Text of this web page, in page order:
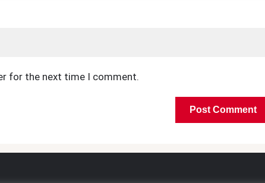
for the next time I comment.